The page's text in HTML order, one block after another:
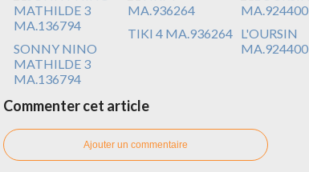
SONNY NINO
MATHILDE 3
MA.136794
TIKI 4 MA.936264
L'OURSIN
MA.924400
Commenter cet article
Ajouter un commentaire